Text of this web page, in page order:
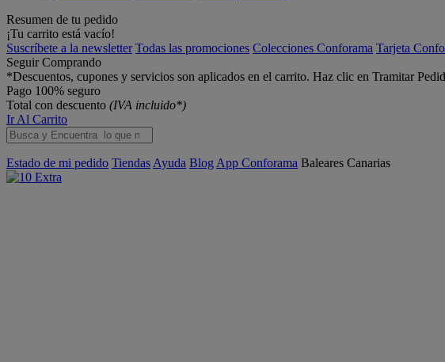
Resumen de tu pedido
¡Tu carrito está vacío!
Suscríbete a la newsletter Todas las promociones Colecciones Conforama Tarjeta
Seguir Comprando
*Descuentos, cupones y servicios son aplicados en el carrito. Haz clic en Tramitar
Pago 100% seguro
Total con descuento (IVA incluido*)
Ir Al Carrito
Estado de mi pedido Tiendas Ayuda Blog App Conforama Baleares Canarias